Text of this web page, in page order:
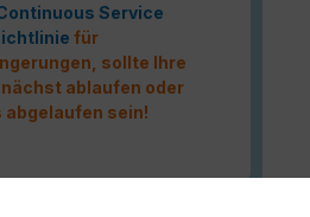
Service
für
sollte Ihre
ablaufen oder
abgelaufen sein!